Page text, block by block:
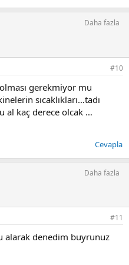
Daha fazla
#10
gerekmiyor mu
sıcaklıkları…tadı
al kaç derece olcak …
Cevapla
Daha fazla
#11
alarak denedim buyrunuz